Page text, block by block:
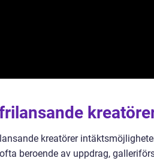
kreatörer
beroende av uppdrag,